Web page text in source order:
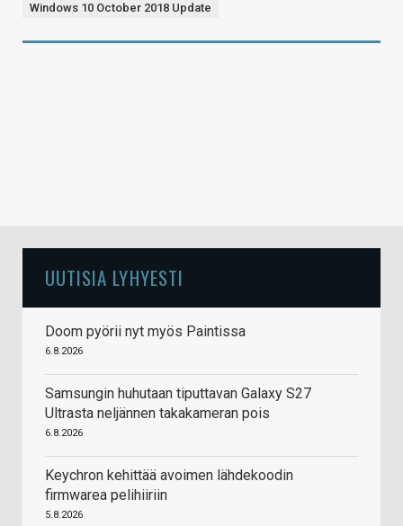
Windows 10 October 2018 Update
UUTISIA LYHYESTI
Doom pyörii nyt myös Paintissa
6.8.2026
Samsungin huhutaan tiputtavan Galaxy S27
Ultrasta neljännen takakameran pois
6.8.2026
Keychron kehittää avoimen lähdekoodin
firmwarea pelihiiriin
5.8.2026